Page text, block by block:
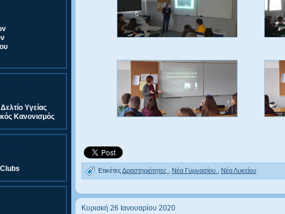
Υγείας
Κανονισμός
ΕτικέτεςΔραστηριότητες Νέα Γυμνασίου Νέα Λυκείου
Κυριακή 26 Ιανουαρίου 2020